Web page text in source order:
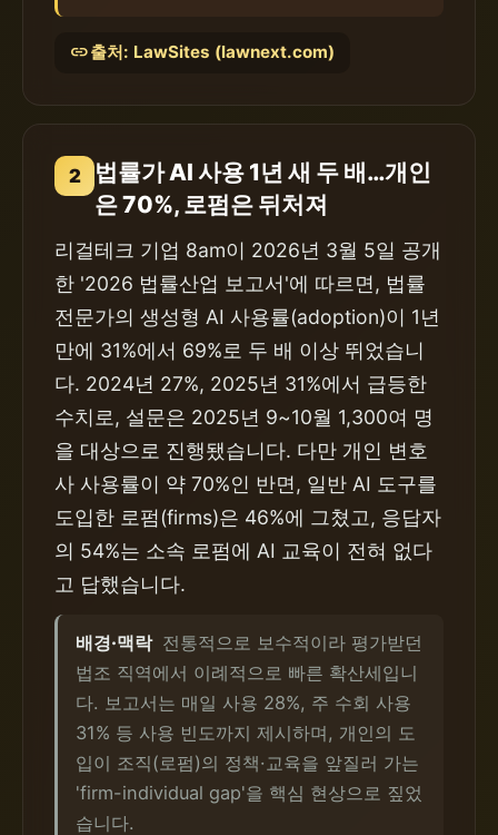
link출처: LawSites (lawnext.com)
2
법률가 AI 사용 1년 새 두 배…개인
은 70%, 로펌은 뒤처져
리걸테크 기업 8am이 2026년 3월 5일 공개
한 '2026 법률산업 보고서'에 따르면, 법률
전문가의 생성형 AI 사용률(adoption)이 1년
만에 31%에서 69%로 두 배 이상 뛰었습니
다. 2024년 27%, 2025년 31%에서 급등한
수치로, 설문은 2025년 9~10월 1,300여 명
을 대상으로 진행됐습니다. 다만 개인 변호
사 사용률이 약 70%인 반면, 일반 AI 도구를
도입한 로펌(firms)은 46%에 그쳤고, 응답자
의 54%는 소속 로펌에 AI 교육이 전혀 없다
고 답했습니다.
배경·맥락 전통적으로 보수적이라 평가받던
법조 직역에서 이례적으로 빠른 확산세입니
다. 보고서는 매일 사용 28%, 주 수회 사용
31% 등 사용 빈도까지 제시하며, 개인의 도
입이 조직(로펌)의 정책·교육을 앞질러 가는
'firm-individual gap'을 핵심 현상으로 짚었
습니다.